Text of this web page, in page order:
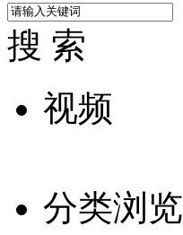
搜 索
视频
分类浏览